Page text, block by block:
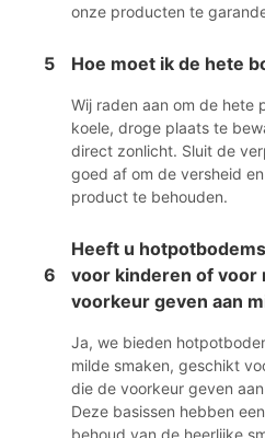
onze producten te
5 Hoe moet ik de hete
Wij raden aan om de hete
koele, droge plaats te
direct zonlicht. Sluit de
goed af om de versheid
product te behouden.
6
Heeft u
voor kinderen of voor
voorkeur geven aan
Ja, we bieden
milde smaken, geschikt
die de voorkeur geven
Deze basissen hebben
behoud van de heerlijke